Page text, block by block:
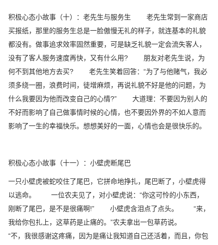
积极心态小故事（十）：老先生与服务生 老先生常到一家商店
买报纸，那里的服务生总是一脸傲慢无礼的样子，就连基本的礼貌
都没有。做事追求效率固然重要，可是缺乏礼貌一定会流失客人，
没有了客人服务速度再快，又有什么用? 朋友对老先生说，为
何不到其他地方去买? 老先生笑着回答：“为了与他赌气，我必
须多绕一圈，浪费时间，徒增麻烦，再说礼貌不好是他的问题，为
什么我要因为他而改变自己的心情?” 大道理：不要因为别人的
不好而影响了自己做事情时候的心情，也不要因外界的不如人意而
影响了一生的幸福快乐。想想美好的一面，心情也会是很快乐的。
积极心态小故事（十一）：小壁虎断尾巴
一只小壁虎被蛇咬住了尾巴，它拼命地挣扎，尾巴断了，小壁虎得
以逃命。 一位农夫见了，对小壁虎说：“你这可怜的小东西，
刚断了尾巴，是不是很痛啊!” 小壁虎含泪点了点头。 “来，
我给你包扎上，这草药是止痛的。”农夫拿出一包草药说。
“不，我很感谢这疼痛，因为是痛让我知道自己还活着，而且，你包